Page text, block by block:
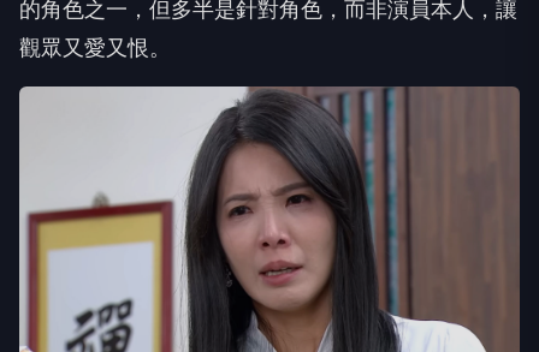
▲ 葉華《百味人生》演反派遭嗆「去你家放炸